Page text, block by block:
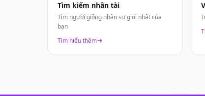
Tìm kiếm nhân tài
Tìm người giống nhân sự giỏi nhất của
bạn
Tìm hiểu thêm